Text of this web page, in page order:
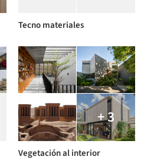
Tecno materiales
+ 3
Vegetación al interior